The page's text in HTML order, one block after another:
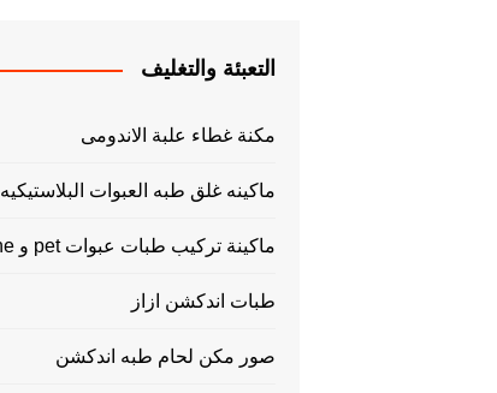
التعبئة والتغليف
مكنة غطاء علبة الاندومى
ماكينه غلق طبه العبوات البلاستيكيه
ماكينة تركيب طبات عبوات pet و polyethylene
طبات اندكشن ازاز
صور مكن لحام طبه اندكشن